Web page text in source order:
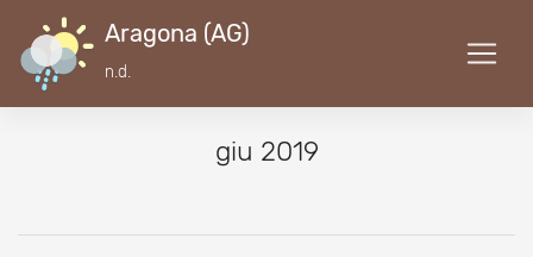
Aragona (AG)
n.d.
giu 2019